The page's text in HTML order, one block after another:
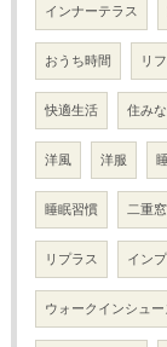
インナーテラス
おうち時間 リ
快適生活 住み
洋風 洋服
睡眠習慣 二重窓
リプラス イン
ウォークインシュ